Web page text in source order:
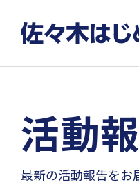
活動
最新の活動報告をお